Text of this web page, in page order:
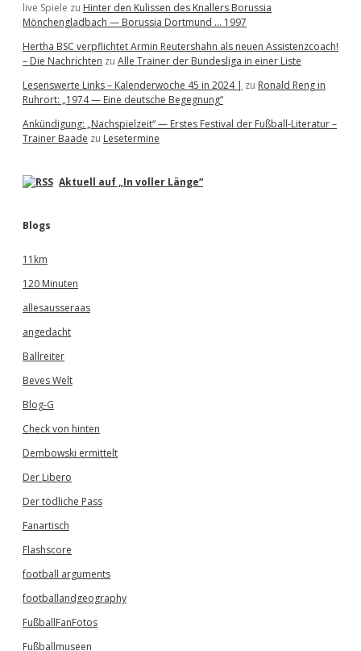
live Spiele zu Hinter den Kulissen des Knallers Borussia
Mönchengladbach — Borussia Dortmund … 1997
Hertha BSC verpflichtet Armin Reutershahn als neuen Assistenzcoach!
– Die Nachrichten zu Alle Trainer der Bundesliga in einer Liste
Lesenswerte Links – Kalenderwoche 45 in 2024 | zu Ronald Reng in
Ruhrort: „1974 — Eine deutsche Begegnung“
Ankündigung: „Nachspielzeit“ — Erstes Festival der Fußball-Literatur –
Trainer Baade zu Lesetermine
Aktuell auf „In voller Länge“
Blogs
11km
120 Minuten
allesausseraas
angedacht
Ballreiter
Beves Welt
Blog-G
Check von hinten
Dembowski ermittelt
Der Libero
Der tödliche Pass
Fanartisch
Flashscore
football arguments
footballandgeography
FußballFanFotos
Fußballmuseen